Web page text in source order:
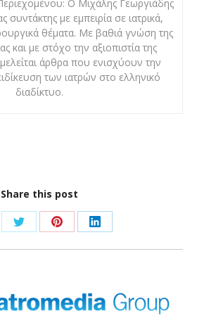
Ο Μιχάλης Γεωργιάδης
συντάκτης με εμπειρία σε ιατρικά,
θέματα. Με βαθιά γνώση της
και με στόχο την αξιοπιστία της
άρθρα που ενισχύουν την
των ιατρών στο ελληνικό
διαδίκτυο.
Share this post